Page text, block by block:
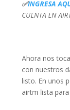
✅INGRESA
CUENTA EN
Ahora nos
con nuestros
listo. En unos
airtm lista para